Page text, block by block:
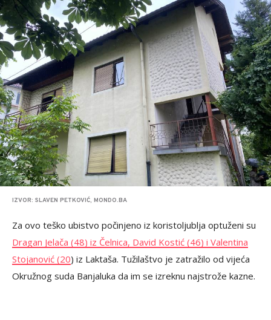
IZVOR: SLAVEN PETKOVIĆ, MONDO.BA
Za ovo teško ubistvo počinjeno iz koristoljublja optuženi su
Dragan Jelača (48) iz Čelnica, David Kostić (46) i Valentina
Stojanović (20) iz Laktaša. Tužilaštvo je zatražilo od vijeća
Okružnog suda Banjaluka da im se izreknu najstrože kazne.